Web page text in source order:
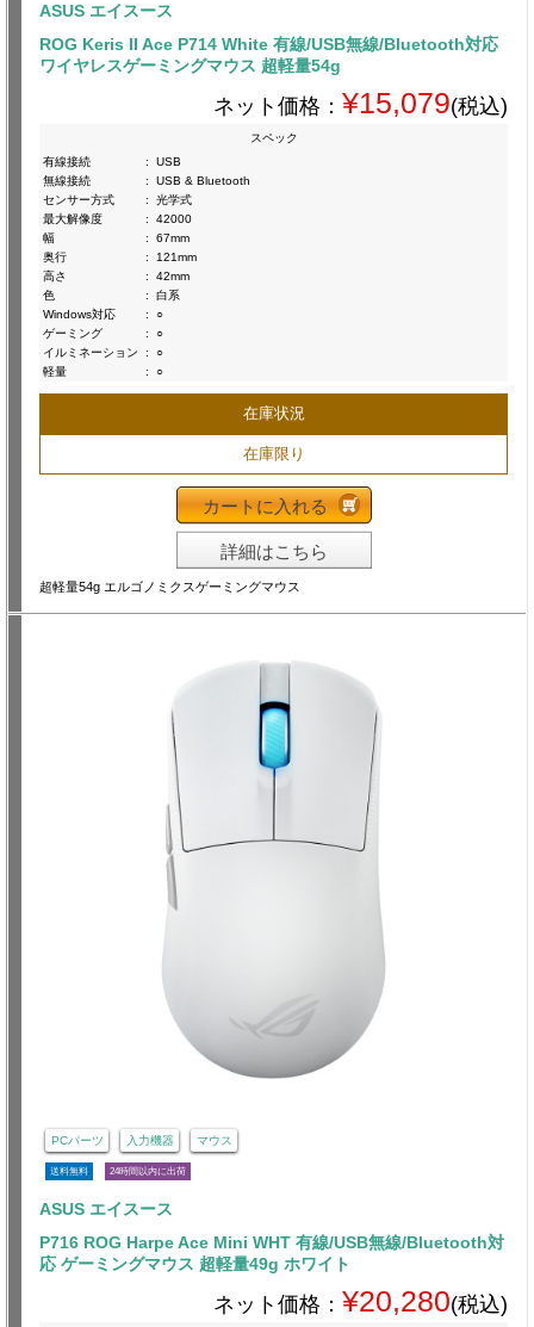
ASUS エイスース
ROG Keris II Ace P714 White 有線/USB無線/Bluetooth対応
ワイヤレスゲーミングマウス 超軽量54g
ネット価格： ¥15,079(税込)
スペック
有線接続
:
USB
無線接続
:
USB & Bluetooth
センサー方式
:
光学式
最大解像度
:
42000
幅
:
67mm
奥行
:
121mm
高さ
:
42mm
色
:
白系
Windows対応
:
○
ゲーミング
:
○
イルミネーション
:
○
軽量
: ○
在庫状況
在庫限り
カートに入れる
詳細はこちら
超軽量54g エルゴノミクスゲーミングマウス
PCパーツ 入力機器 マウス
送料無料 24時間以内に出荷
ASUS エイスース
P716 ROG Harpe Ace Mini WHT 有線/USB無線/Bluetooth対
応 ゲーミングマウス 超軽量49g ホワイト
ネット価格： ¥20,280(税込)